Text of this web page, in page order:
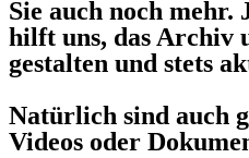
Sie auch noch
hilft uns, das Archiv
gestalten und stets
Natürlich sind auch
Videos oder